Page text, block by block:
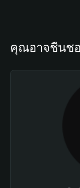
คุณอาจชื่นช